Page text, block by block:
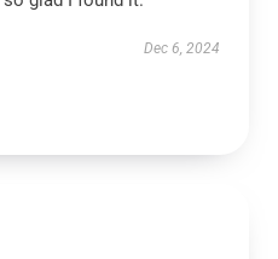
Dec 6, 2024